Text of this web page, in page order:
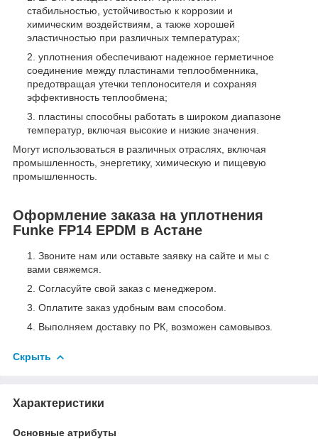
стабильностью, устойчивостью к коррозии и
химическим воздействиям, а также хорошей
эластичностью при различных температурах;
уплотнения обеспечивают надежное герметичное
соединение между пластинами теплообменника,
предотвращая утечки теплоносителя и сохраняя
эффективность теплообмена;
пластины способны работать в широком диапазоне
температур, включая высокие и низкие значения.
Могут использоваться в различных отраслях, включая
промышленность, энергетику, химическую и пищевую
промышленность.
Оформление заказа на уплотнения
Funke FP14 EPDM в Астане
Звоните нам или оставьте заявку на сайте и мы с
вами свяжемся.
Согласуйте свой заказ с менеджером.
Оплатите заказ удобным вам способом.
Выполняем доставку по РК, возможен самовывоз.
Скрыть
Характеристики
Основные атрибуты